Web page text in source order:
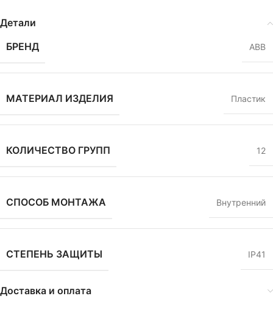
Детали
БРЕНД
ABB
МАТЕРИАЛ ИЗДЕЛИЯ Пластик
КОЛИЧЕСТВО ГРУПП 12
СПОСОБ МОНТАЖА Внутренний
СТЕПЕНЬ ЗАЩИТЫ IP41
Доставка и оплата